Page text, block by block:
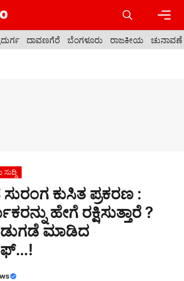
ದಾವಣಗೆರೆ ಬೆಂಗಳೂರು ರಾಜಕೀಯ ಚುನಾವಣೆ
ಸುದ್ದಿ
ಕುಸಿತ ಪ್ರಕರಣ :
ಹೇಗೆ ರಕ್ಷಿಸುತ್ತಾರೆ ?
ಮಾಡಿದ